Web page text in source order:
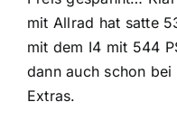
mit Allrad hat satte
mit dem I4 mit 544
dann auch schon
Extras.